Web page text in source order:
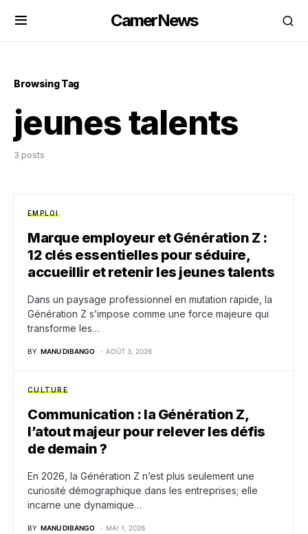
CamerNews
Browsing Tag
jeunes talents
3 posts
EMPLOI
Marque employeur et Génération Z :
12 clés essentielles pour séduire,
accueillir et retenir les jeunes talents
Dans un paysage professionnel en mutation rapide, la
Génération Z s’impose comme une force majeure qui
transforme les…
BY MANU DIBANGO AOÛT 3, 2026
CULTURE
Communication : la Génération Z,
l’atout majeur pour relever les défis
de demain ?
En 2026, la Génération Z n’est plus seulement une
curiosité démographique dans les entreprises; elle
incarne une dynamique…
BY MANU DIBANGO MAI 1, 2026